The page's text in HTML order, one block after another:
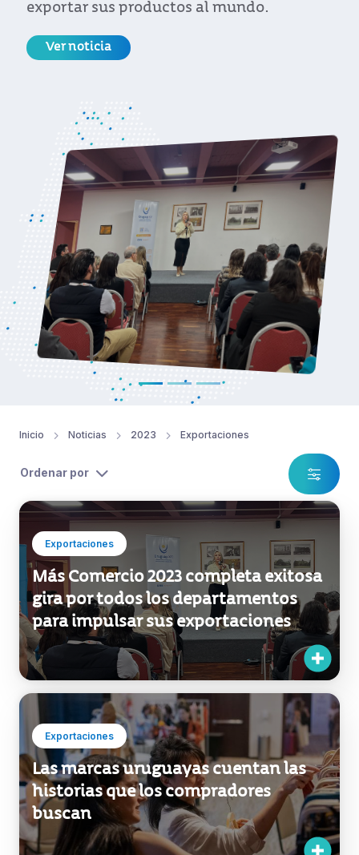
Comercio bilateral.
Ver noticia
Inicio Noticias 2023 Exportaciones
Ordenar por
Exportaciones
Más Comercio 2023 completa exitosa
gira por todos los departamentos
para impulsar sus exportaciones
Exportaciones
Las marcas uruguayas cuentan las
historias que los compradores
buscan